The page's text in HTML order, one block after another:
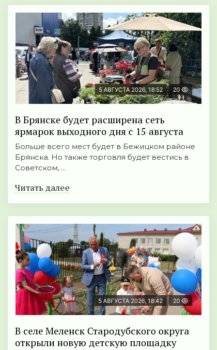
5 АВГУСТА 2026, 18:52 20
В Брянске будет расширена сеть
ярмарок выходного дня с 15 августа
Больше всего мест будет в Бежицком районе
Брянска. Но также торговля будет вестись в
Советском, ...
Читать далее
5 АВГУСТА 2026, 18:42 20
В селе Меленск Стародубского округа
открыли новую детскую площадку